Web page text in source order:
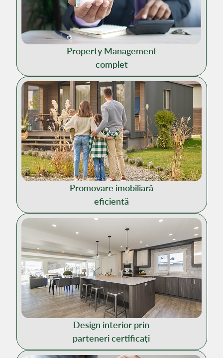
Property Management
complet
Promovare imobiliară
eficientă
Design interior prin
parteneri certificați